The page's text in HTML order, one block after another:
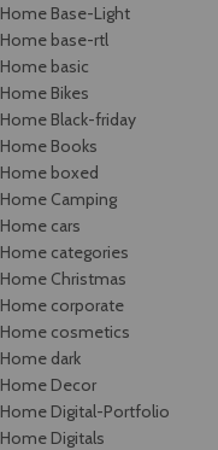
Home Base-Light
Home base-rtl
Home basic
Home Bikes
Home Black-friday
Home Books
Home boxed
Home Camping
Home cars
Home categories
Home Christmas
Home corporate
Home cosmetics
Home dark
Home Decor
Home Digital-Portfolio
Home Digitals